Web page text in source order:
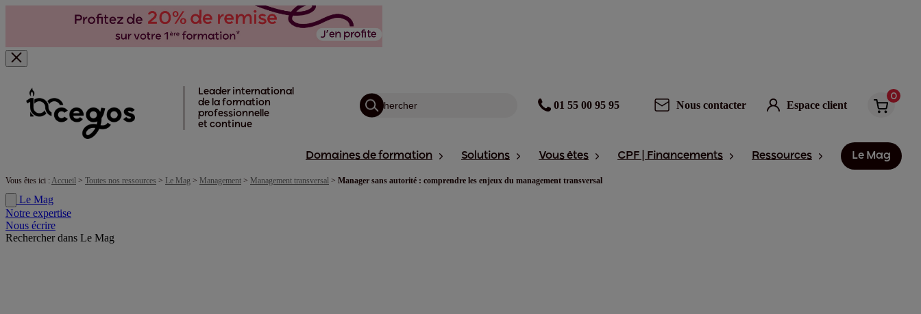
Leader international
de la formation
professionnelle
et continue
01 55 00 95 95 Nous contacter Espace client
0
Domaines de formation Solutions Vous êtes CPF | Financements Ressources Le Mag
Vous êtes ici :Accueil > Toutes nos ressources > Le Mag > Management > Management transversal > Manager sans autorité : comprendre les enjeux du management transversal
Le Mag
Notre expertise
Nous écrire
Rechercher dans Le Mag